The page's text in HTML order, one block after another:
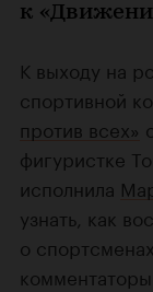
к
К выходу на
спортивной
против всех»
фигуристке
исполнила
узнать, как
о